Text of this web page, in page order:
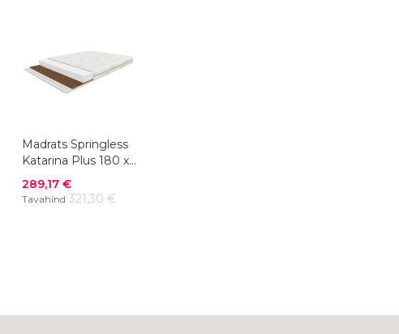
Madrats Springless
Katarina Plus 180 x
200 cm
Soodushind
289,17 €
Tavahind 321,30 €